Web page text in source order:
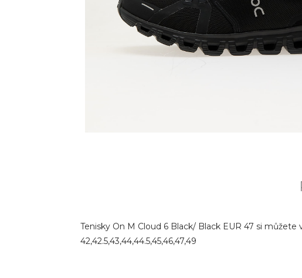
Tenisky On M Cloud 6 Black/ Black EUR 47 si
42,42.5,43,44,44.5,45,46,47,49